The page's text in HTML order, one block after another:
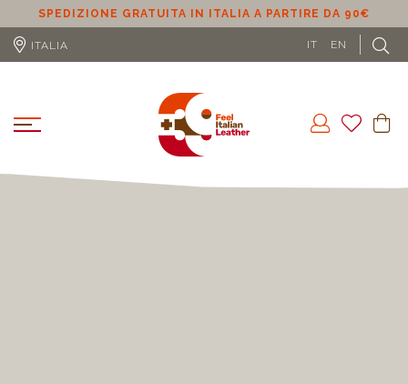
SPEDIZIONE GRATUITA IN ITALIA A PARTIRE DA 90€
ITALIA IT EN